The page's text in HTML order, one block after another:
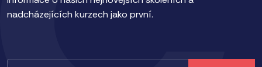
nadcházejících kurzech jako první.